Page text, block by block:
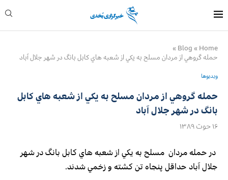
Home
»
Blog
»
حمله گروهي از مردان مسلح به يكي از شعبه هاي كابل بانگ در شهر جلال آباد
ویدیوها
حمله گروهي از مردان مسلح به يكي از شعبه هاي كابل
بانگ در شهر جلال آباد
۱۶ حوت ۱۳۸۹
در حمله مردان مسلح به يكي از شعبه هاي كابل بانگ در شهر
جلال آباد حداقل پنجاه تن كشته و زخمي شدند.